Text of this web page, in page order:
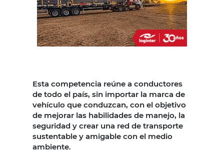
Esta competencia reúne a conductores
de todo el país, sin importar la marca de
vehículo que conduzcan, con el objetivo
de mejorar las habilidades de manejo, la
seguridad y crear una red de transporte
sustentable y amigable con el medio
ambiente.